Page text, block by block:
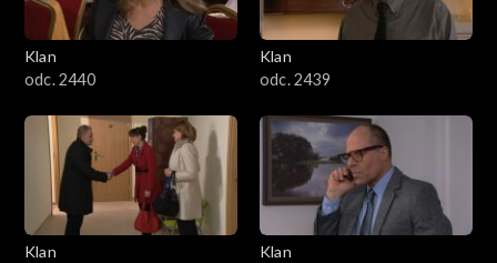
Klan
odc. 2440
Klan
odc. 2439
Klan
Klan